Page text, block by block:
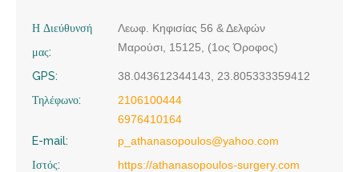
Η Διεύθυνσή
μας:
Λεωφ. Κηφισίας 56 & Δελφών
Μαρούσι, 15125, (1ος Όροφος)
GPS:
38.043612344143, 23.805333359412
Τηλέφωνο:
2106100444
6976410164
E-mail:
p_athanasopoulos@yahoo.com
Ιστός:
https://athanasopoulos-surgery.com